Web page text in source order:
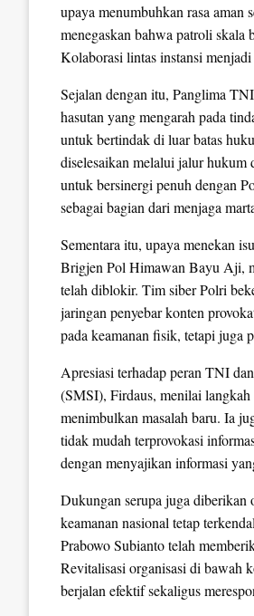
upaya menumbuhkan rasa
menegaskan bahwa patroli skala
Kolaborasi lintas instansi
Sejalan dengan itu, Panglima
hasutan yang mengarah pada
untuk bertindak di luar batas
diselesaikan melalui jalur hukum
untuk bersinergi penuh dengan
sebagai bagian dari menjaga
Sementara itu, upaya menekan
Brigjen Pol Himawan Bayu Aji,
telah diblokir. Tim siber Polri
jaringan penyebar konten
pada keamanan fisik, tetapi juga
Apresiasi terhadap peran TNI
(SMSI), Firdaus, menilai langkah
menimbulkan masalah baru. Ia
tidak mudah terprovokasi
dengan menyajikan informasi
Dukungan serupa juga diberikan
keamanan nasional tetap
Prabowo Subianto telah
Revitalisasi organisasi di bawah
berjalan efektif sekaligus